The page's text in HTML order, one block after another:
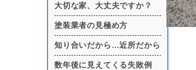
大切な家、大丈夫ですか？
塗装業者の見極め方
知り合いだから…近所だから
数年後に見えてくる失敗例